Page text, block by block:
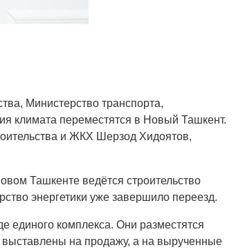
Министерство транспорта,
климата переместятся в Новый Ташкент.
и ЖКХ Шерзод Хидоятов,
Ташкенте ведётся строительство
энергетики уже завершило переезд.
единого комплекса. Они разместятся
на продажу, а на вырученные